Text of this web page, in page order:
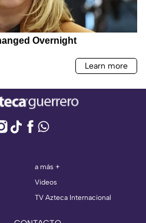
a más +
Videos
TV Azteca Internacional